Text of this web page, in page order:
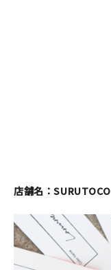
店舗名：SURUTOCO